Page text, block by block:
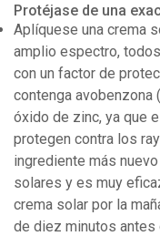
Protéjase de una
Aplíquese una crema
amplio espectro,
con un factor de
contenga
óxido de zinc, ya que
protegen contra los
ingrediente más
solares y es muy
crema solar por la
de diez minutos antes